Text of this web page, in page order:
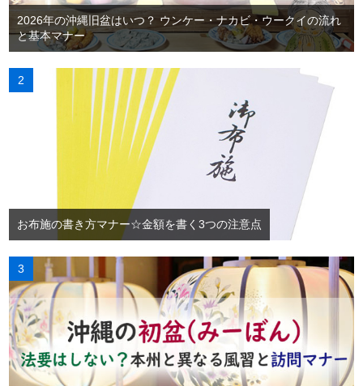
2026年の沖縄旧盆はいつ？ ウンケー・ナカビ・ウークイの流れ
と基本マナー
お布施の書き方マナー☆金額を書く3つの注意点